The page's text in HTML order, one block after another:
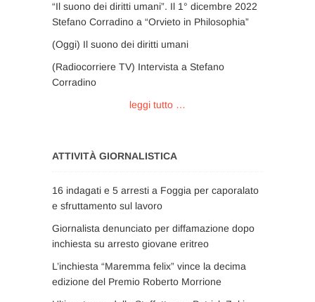
“Il suono dei diritti umani”. Il 1° dicembre 2022
Stefano Corradino a “Orvieto in Philosophia”
(Oggi) Il suono dei diritti umani
(Radiocorriere TV) Intervista a Stefano
Corradino
leggi tutto …
ATTIVITÀ GIORNALISTICA
16 indagati e 5 arresti a Foggia per caporalato
e sfruttamento sul lavoro
Giornalista denunciato per diffamazione dopo
inchiesta su arresto giovane eritreo
L’inchiesta “Maremma felix” vince la decima
edizione del Premio Roberto Morrione